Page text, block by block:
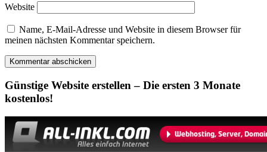
Website
Name, E-Mail-Adresse und Website in diesem Browser für
meinen nächsten Kommentar speichern.
Günstige Website erstellen – Die ersten 3 Monate
kostenlos!